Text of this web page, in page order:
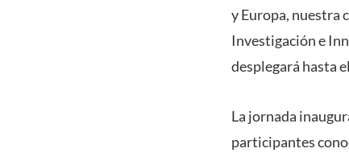
y Europa, nuestra
Investigación e
desplegará hasta
La jornada
participantes